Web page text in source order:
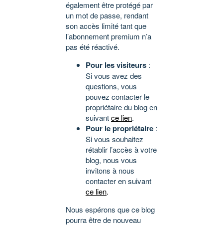
également être protégé par
un mot de passe, rendant
son accès limité tant que
l’abonnement premium n’a
pas été réactivé.
Pour les visiteurs :
Si vous avez des
questions, vous
pouvez contacter le
propriétaire du blog en
suivantce lien.
Pour le propriétaire :
Si vous souhaitez
rétablir l’accès à votre
blog, nous vous
invitons à nous
contacter en suivant
ce lien.
Nous espérons que ce blog
pourra être de nouveau